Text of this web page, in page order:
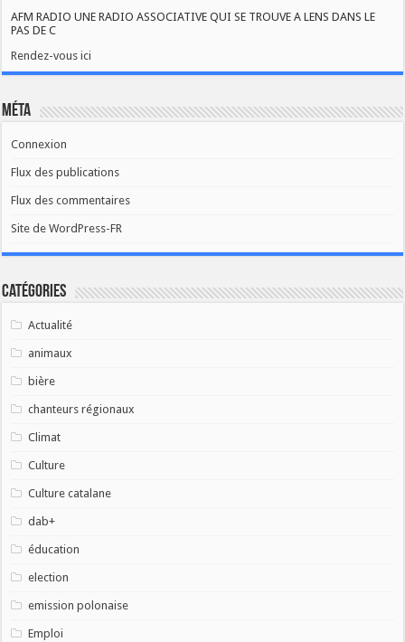
AFM RADIO UNE RADIO ASSOCIATIVE QUI SE TROUVE A LENS DANS LE
PAS DE C
Rendez-vous ici
Méta
Connexion
Flux des publications
Flux des commentaires
Site de WordPress-FR
Catégories
Actualité
animaux
bière
chanteurs régionaux
Climat
Culture
Culture catalane
dab+
éducation
election
emission polonaise
Emploi